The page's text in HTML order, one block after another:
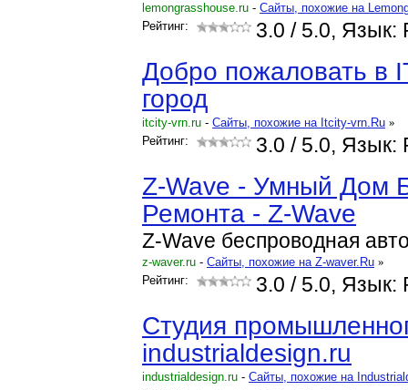
lemongrasshouse.ru - Cайты, похожие на
Рейтинг:
3.0 / 5.0, Язык:
Добро пожаловать в
город
itcity-vrn.ru - Cайты, похожие на Itcity-vrn.Ru »
Рейтинг:
3.0 / 5.0, Язык:
Z-Wave - Умный Дом
Ремонта - Z-Wave
Z-Wave беспроводная
z-waver.ru - Cайты, похожие на Z-waver.Ru »
Рейтинг:
3.0 / 5.0, Язык:
Студия
industrialdesign.ru
industrialdesign.ru - Cайты, похожие на